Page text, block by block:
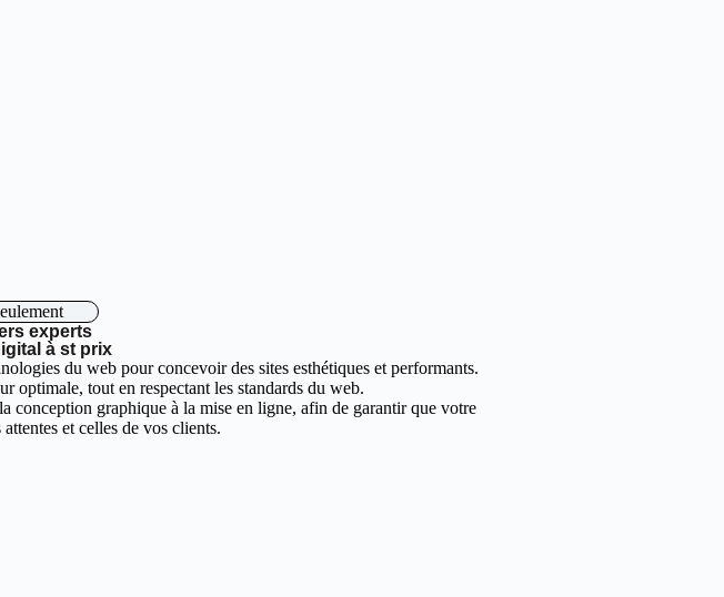
experts
à st prix
du web pour concevoir des sites esthétiques et performants.
optimale, tout en respectant les standards du web.
conception graphique à la mise en ligne, afin de garantir que votre
et celles de vos clients.